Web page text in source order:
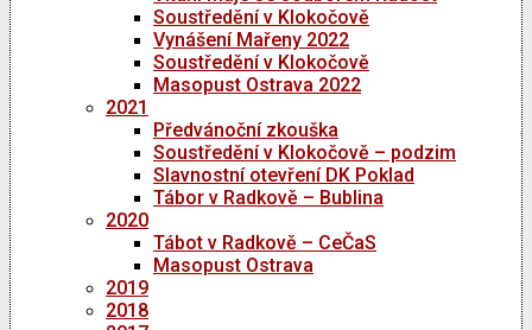
Soustředění v Klokočově
Vynášení Mařeny 2022
Soustředění v Klokočově
Masopust Ostrava 2022
2021
Předvánoční zkouška
Soustředění v Klokočově – podzim
Slavnostní otevření DK Poklad
Tábor v Radkově – Bublina
2020
Tábot v Radkově – CeČaS
Masopust Ostrava
2019
2018